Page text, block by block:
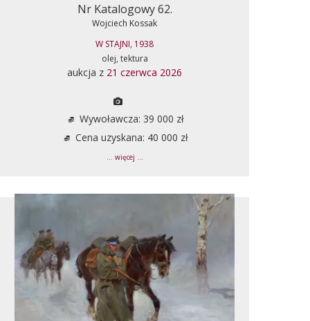
Nr Katalogowy 62.
Wojciech Kossak
W STAJNI, 1938
olej, tektura
aukcja z 21 czerwca 2026
Wywoławcza: 39 000 zł
Cena uzyskana: 40 000 zł
... więcej ...